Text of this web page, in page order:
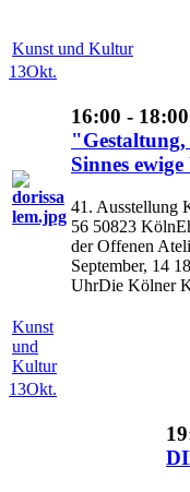
Kunst und Kultur
13Okt.
16:00 - 18:00
"Gestaltung,
Sinnes
41. Ausstellung
56 50823
der Offenen
September, 14
UhrDie Kölner
Kunst
und
Kultur
13Okt.